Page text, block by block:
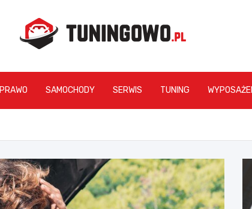
tuningowo.pl
PRAWO SAMOCHODY SERWIS TUNING